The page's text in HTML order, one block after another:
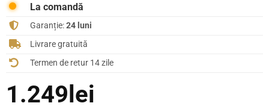
La comandă
Garanție:24 luni
Livrare gratuită
Termen de retur 14 zile
1.249lei